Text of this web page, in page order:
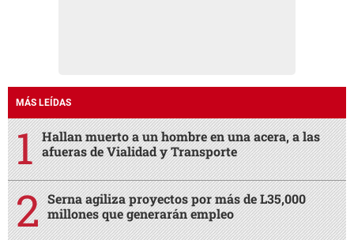
MÁS LEÍDAS
Hallan muerto a un hombre en una acera, a las
afueras de Vialidad y Transporte
Serna agiliza proyectos por más de L35,000
millones que generarán empleo